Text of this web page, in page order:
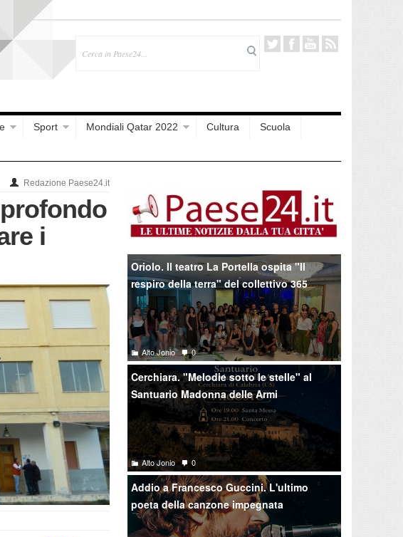
Sport Mondiali Qatar 2022 Cultura
Scuola
Redazione Paese24.it
i
Oriolo. Il teatro La Portella ospita "Il
respiro della terra" del collettivo 365
Alto Jonio 0
Cerchiara. "Melodie sotto le stelle" al
Santuario Madonna delle Armi
Alto Jonio 0
Addio a Francesco Guccini. L'ultimo
poeta della canzone impegnata